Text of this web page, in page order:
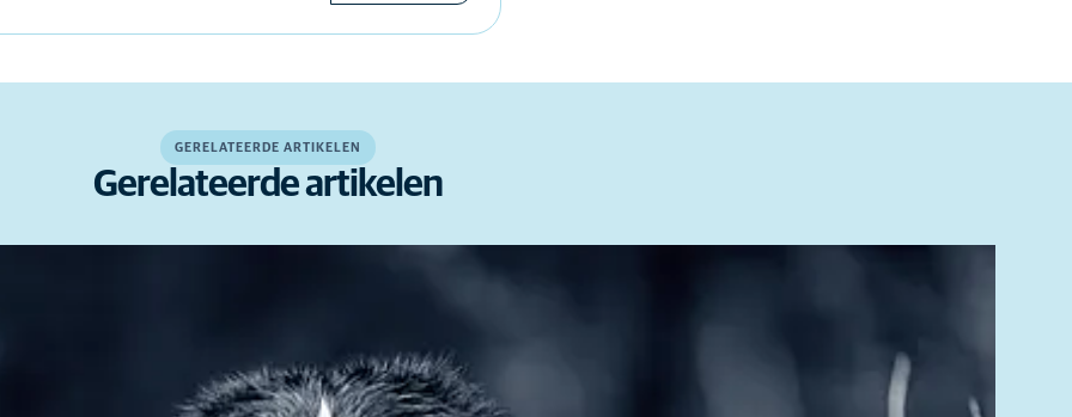
GERELATEERDE ARTIKELEN
Gerelateerde artikelen